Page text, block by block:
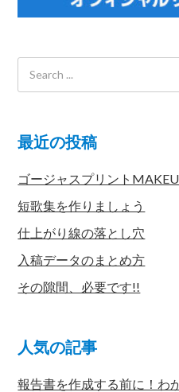
最近の投稿
ゴージャスプリント
短歌集を作りましょう
仕上がり線の落とし穴
入稿データのまとめ方
その隙間、必要です!!
人気の記事
報告書を作成する前に！わ